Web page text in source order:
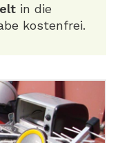
in die
kostenfrei.